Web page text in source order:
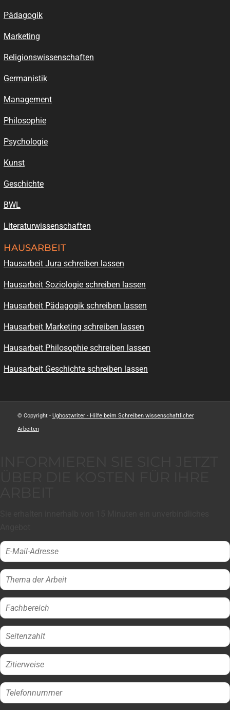
Pädagogik
Marketing
Religionswissenschaften
Germanistik
Management
Philosophie
Psychologie
Kunst
Geschichte
BWL
Literaturwissenschaften
HAUSARBEIT
Hausarbeit Jura schreiben lassen
Hausarbeit Soziologie schreiben lassen
Hausarbeit Pädagogik schreiben lassen
Hausarbeit Marketing schreiben lassen
Hausarbeit Philosophie schreiben lassen
Hausarbeit Geschichte schreiben lassen
© Copyright - Ughostwriter - Hilfe beim Schreiben wissenschaftlicher
Arbeiten